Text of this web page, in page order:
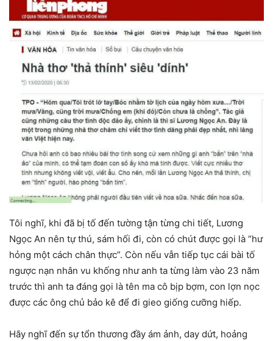
Tôi nghĩ, khi đã bị tố đến tường tận từng chi tiết, Lương
Ngọc An nên tự thú, sám hối đi, còn có chút được gọi là “hư
hỏng một cách chân thực”. Còn nếu vẫn tiếp tục cái bài tố
ngược nạn nhân vu khống như anh ta từng làm vào 23 năm
trước thì anh ta đáng gọi là tên ma cô bịp bợm, con lợn nọc
được các ông chủ bảo kê để đi gieo giống cưỡng hiếp.
Hãy nghĩ đến sự tổn thương đầy ám ảnh, day dứt, hoảng